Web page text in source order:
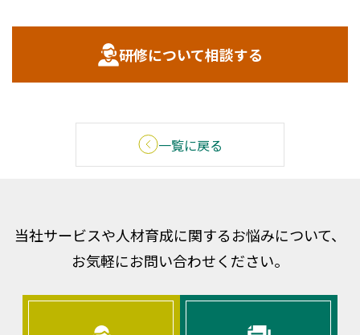
研修について相談する
一覧に戻る
当社サービスや人材育成に関するお悩みについて、
お気軽にお問い合わせください。